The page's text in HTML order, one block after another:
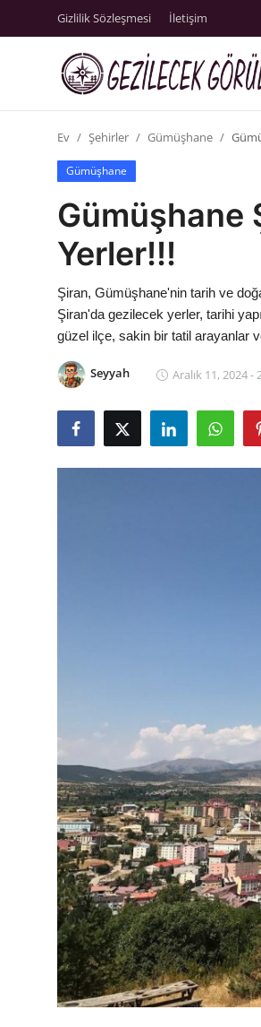
Gizlilik Sözleşmesi İletişim
Gezilecek Yerler
Tarih & Mitoloji
Kamp & Doğa
Seyahat İpuçları & Vize
Konaklama & Otel
Ev Şehirler Gümüşhane
Gümüşhane
Gümüşhane
Yerler!!!
Şiran, Gümüşhane'nin tarih ve
Şiran'da gezilecek yerler, tarihi
güzel ilçe, sakin bir tatil arayanlar
Seyyah Aralık 11, 2024 -